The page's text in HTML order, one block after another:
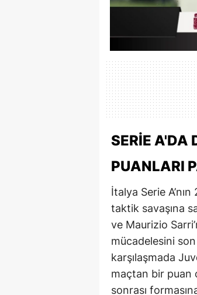
SERIE A'DA
PUANLARI
İtalya Serie
taktik savaşına
ve Maurizio
mücadelesini
karşılaşmada
maçtan bir puan
sonrası